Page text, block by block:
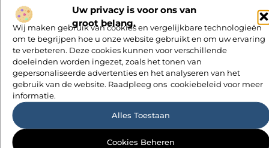
Uw privacy is voor ons van
groot belang.
Wij maken gebruik van cookies en vergelijkbare technologieën
om te begrijpen hoe u onze website gebruikt en om uw ervaring
te verbeteren. Deze cookies kunnen voor verschillende
doeleinden worden ingezet, zoals het tonen van
gepersonaliseerde advertenties en het analyseren van het
gebruik van de website. Raadpleeg ons cookiebeleid voor meer
informatie.
Alles Toestaan
Cookies Beheren
M Vd Webdesign
dakdekkersbedrijf met een knipoog